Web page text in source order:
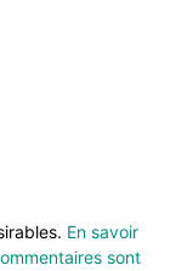
En savoir
sont